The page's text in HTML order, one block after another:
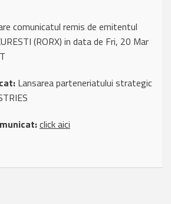
comunicatul remis de emitentul
(RORX) in data de Fri, 20 Mar
Lansarea parteneriatului strategic
click aici